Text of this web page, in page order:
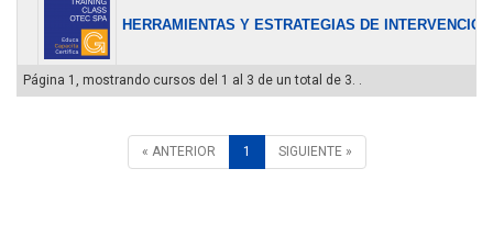
HERRAMIENTAS Y ESTRATEGIAS DE
Página 1, mostrando cursos del 1 al 3 de un total de 3. .
« ANTERIOR 1 SIGUIENTE »